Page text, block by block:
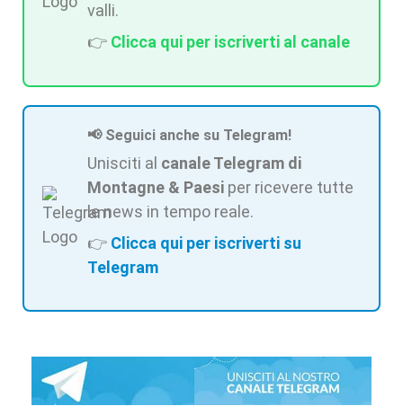
valli.
👉 Clicca qui per iscriverti al canale
📢 Seguici anche su Telegram!
Unisciti al canale Telegram di
Montagne & Paesi per ricevere tutte
le news in tempo reale.
👉 Clicca qui per iscriverti su
Telegram